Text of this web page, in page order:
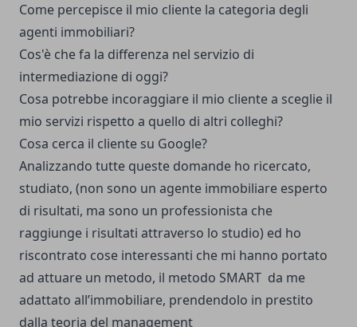
Come percepisce il mio cliente la categoria degli
agenti immobiliari?
Cos'è che fa la differenza nel servizio di
intermediazione di oggi?
Cosa potrebbe incoraggiare il mio cliente a sceglie il
mio servizi rispetto a quello di altri colleghi?
Cosa cerca il cliente su Google?
Analizzando tutte queste domande ho ricercato,
studiato, (non sono un agente immobiliare esperto
di risultati, ma sono un professionista che
raggiunge i risultati attraverso lo studio) ed ho
riscontrato cose interessanti che mi hanno portato
ad attuare un metodo, il metodo SMART da me
adattato all’immobiliare, prendendolo in prestito
dalla teoria del management